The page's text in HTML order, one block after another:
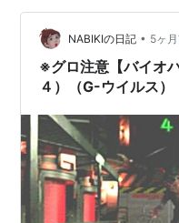
おろか、異常なまでに
ることが…NABIKIの日記 • 5ヶ
※グロ注意【バイオ
４）（G-ウイルス）